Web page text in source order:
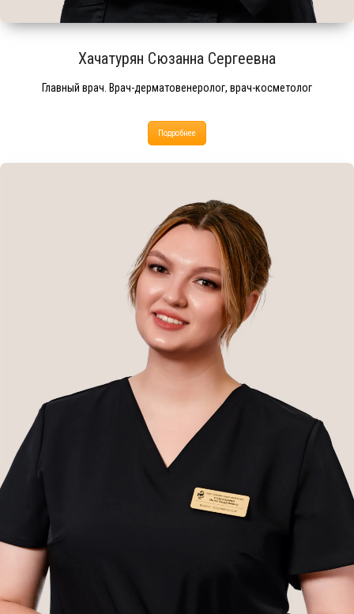
Хачатурян Сюзанна Сергеевна
Главный врач. Врач-дерматовенеролог, врач-косметолог
Подробнее